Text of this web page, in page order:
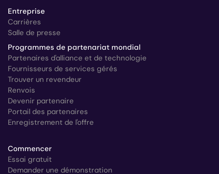
Entreprise
Carrières
Salle de presse
Programmes de partenariat mondial
Partenaires d'alliance et de technologie
Fournisseurs de services gérés
Trouver un revendeur
Renvois
Devenir partenaire
Portail des partenaires
Enregistrement de l'offre
Commencer
Essai gratuit
Demander une démonstration